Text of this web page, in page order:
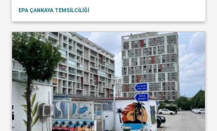
EPA ÇANKAYA TEMSİLCİLİĞİ